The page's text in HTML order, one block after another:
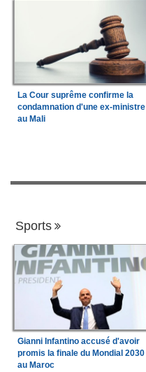
La Cour suprême confirme la
condamnation d'une ex-ministre
au Mali
Sports
Gianni Infantino accusé d'avoir
promis la finale du Mondial 2030
au Maroc